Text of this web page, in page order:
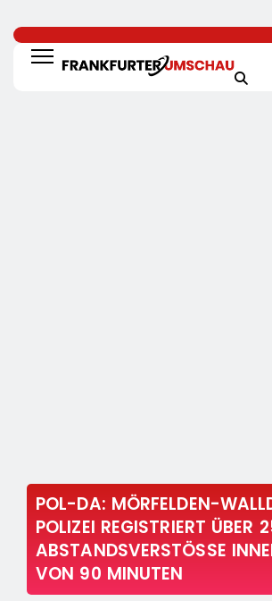
POL-DA: MÖRFELDEN-
POLIZEI REGISTRIERT ÜBER
ABSTANDSVERSTÖSSE
ON 90 MINUTEN